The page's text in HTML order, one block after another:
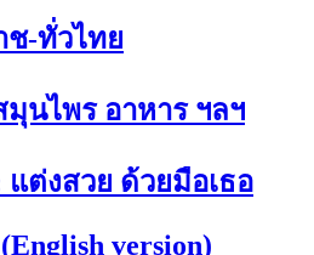
ช-ทั่วไทย
นไพร อาหาร ฯลฯ
แต่งสวย ด้วยมือเธอ
version)